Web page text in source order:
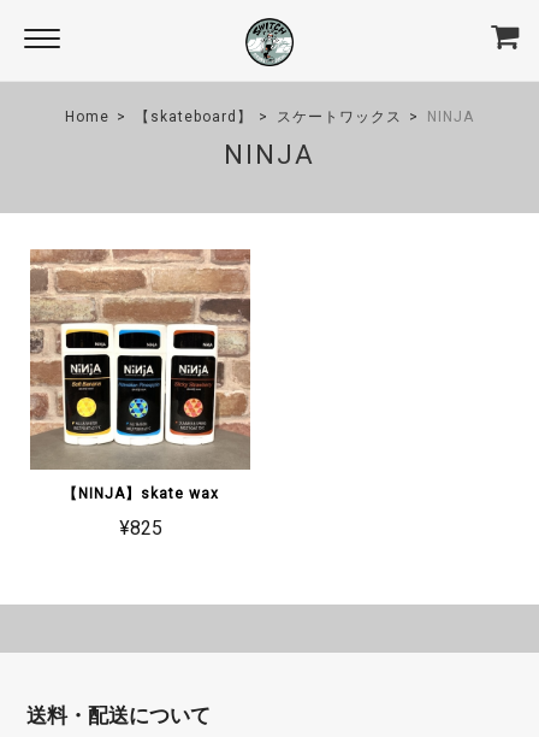
Home 【skateboard】 スケートワックス NINJA
NINJA
【NINJA】skate wax
¥825
送料・配送について